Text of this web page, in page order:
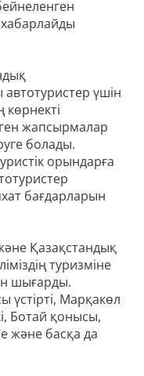
үшін
көрнекті
жапсырмалар
болады.
орындарға
бағдарларын
Қазақстандық
туризміне
шығарды.
үстірті, Марқакөл
Ботай қонысы,
және басқа да